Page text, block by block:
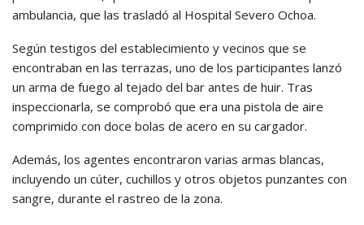
ambulancia, que las trasladó al Hospital Severo Ochoa.
Según testigos del establecimiento y vecinos que se
encontraban en las terrazas, uno de los participantes lanzó
un arma de fuego al tejado del bar antes de huir. Tras
inspeccionarla, se comprobó que era una pistola de aire
comprimido con doce bolas de acero en su cargador.
Además, los agentes encontraron varias armas blancas,
incluyendo un cúter, cuchillos y otros objetos punzantes con
sangre, durante el rastreo de la zona.